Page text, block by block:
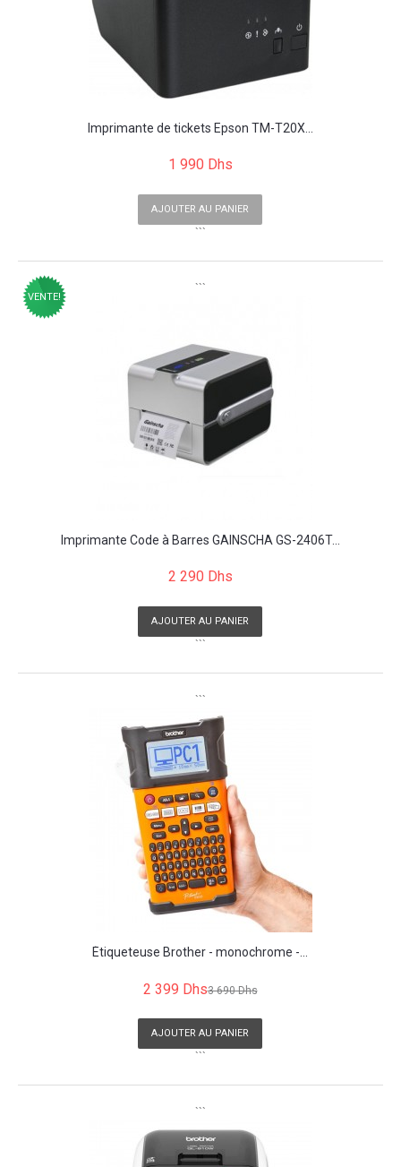
Imprimante de tickets Epson TM-T20X...
1 990 Dhs
AJOUTER AU PANIER
```
```
VENTE!
Imprimante Code à Barres GAINSCHA GS-2406T...
2 290 Dhs
AJOUTER AU PANIER
```
```
Étiqueteuse Brother - monochrome -...
2 399 Dhs3 690 Dhs
AJOUTER AU PANIER
```
```